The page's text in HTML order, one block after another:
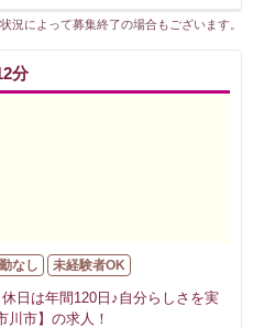
況によって募集終了の場合もございます。
分
なし 未経験者OK
日は年間120日♪自分らしさを実
川市】の求人！